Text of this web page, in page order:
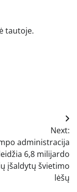
tautoje.
Next:
administracija
6,8 milijardo
įšaldytų švietimo
lėšų